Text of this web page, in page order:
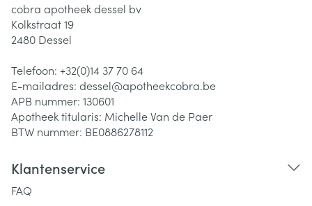
cobra apotheek dessel bv
Kolkstraat 19
2480 Dessel
Telefoon: +32(0)14 37 70 64
E-mailadres: dessel@apotheekcobra.be
APB nummer: 130601
Apotheek titularis: Michelle Van de Paer
BTW nummer: BE0886278112
Klantenservice
FAQ